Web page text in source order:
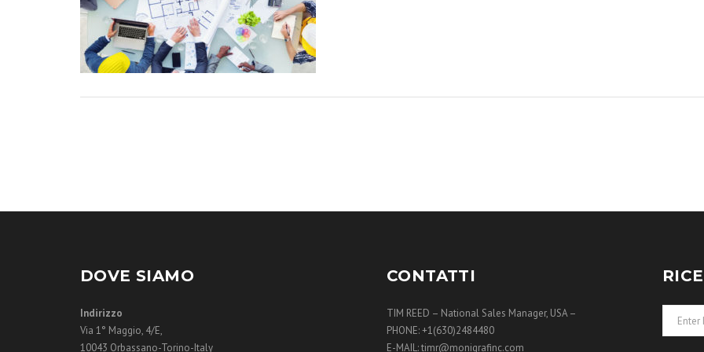
DOVE SIAMO
Indirizzo
Via 1° Maggio, 4/E,
10043 Orbassano-Torino-Italy
CONTATTI
TIM REED – National Sales Manager, USA –
PHONE: +1(630)2484480
E-MAIL: timr@monigrafinc.com